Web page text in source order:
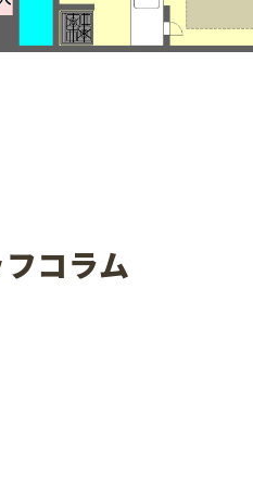
コラム